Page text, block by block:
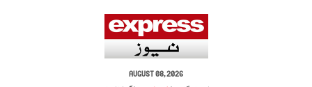
AUGUST 08, 2026